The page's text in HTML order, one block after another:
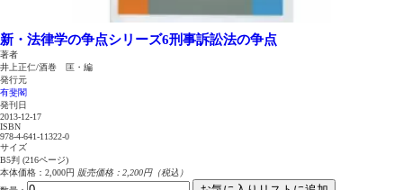
新・法律学の争点シリーズ6刑事訴訟法の争点
著者
井上正仁/酒巻 匡・編
発行元
有斐閣
発刊日
2013-12-17
ISBN
978-4-641-11322-0
サイズ
B5判 (216ページ)
本体価格：2,000円 販売価格：2,200円（税込）